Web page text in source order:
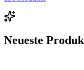
Neueste